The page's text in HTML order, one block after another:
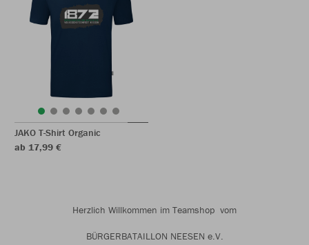
JAKO T-Shirt Organic
ab 17,99 €
Herzlich Willkommen im Teamshop vom
BÜRGERBATAILLON NEESEN e.V.